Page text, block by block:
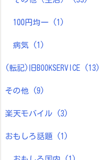
100円均一 (1)
病気 (1)
(転記)旧BOOKSERVICE (13)
その他 (9)
楽天モバイル (3)
おもしろ話題 (1)